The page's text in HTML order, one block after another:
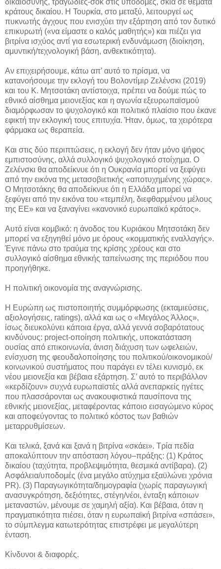
δικαιοσύνης, τραγωδίες-σοκ στις υποδομές, σκιά σε θέματα
κράτους δικαίου. Η Τουρκία, στο μεταξύ, λειτουργεί ως
πυκνωτής άγχους που ενισχύει την εξάρτηση από τον δυτικό
επικυρωτή («να είμαστε ο καλός μαθητής») και πιέζει για
βιτρίνα ισχύος αντί για εσωτερική ενδυνάμωση (διοίκηση,
αμυντική/τεχνολογική βάση, ανθεκτικότητα).
Αν επιχειρήσουμε, κάτω απ’ αυτό το πρίσμα, να
κατανοήσουμε την εκλογή του Βολοντίμιρ Ζελένσκι (2019)
και του Κ. Μητσοτάκη αντίστοιχα, πρέπει να δούμε πώς το
εθνικό αίσθημα μειονεξίας και η αγωνία εξευρωπαϊσμού
διαμόρφωσαν το ψυχολογικό και πολιτικό πλαίσιο που έκανε
εφικτή την εκλογική τους επιτυχία. Ήταν, όμως, τα χειρότερα
φάρμακα ως θεραπεία.
Και στις δύο περιπτώσεις, η εκλογή δεν ήταν μόνο ψήφος
εμπιστοσύνης, αλλά συλλογικό ψυχολογικό στοίχημα. Ο
Ζελένσκι θα αποδείκνυε ότι η Ουκρανία μπορεί να ξεφύγει
από την εικόνα της μετασοβιετικής «αποτυχημένης χώρας».
Ο Μητσοτάκης θα αποδείκνυε ότι η Ελλάδα μπορεί να
ξεφύγει από την εικόνα του «τεμπέλη, διεφθαρμένου μέλους
της ΕΕ» και να ξαναγίνει «κανονικό ευρωπαϊκό κράτος».
Αυτό είναι κομβικό: η άνοδος του Κυριάκου Μητσοτάκη δεν
μπορεί να εξηγηθεί μόνο με όρους «κομματικής εναλλαγής».
Έγινε πάνω στο τραύμα της κρίσης χρέους και στο
συλλογικό αίσθημα εθνικής ταπείνωσης της περιόδου που
προηγήθηκε.
Η πολιτική οικονομία της αναγνώρισης.
Η Ευρώπη ως πιστοποιητής συμμόρφωσης (εκταμιεύσεις,
αξιολογήσεις, ratings), αλλά και ως ο «Μεγάλος Άλλος»,
ίσως διευκολύνει κάποια έργα, αλλά γεννά σοβαρότατους
κινδύνους: project-οποίηση πολιτικής, υποκατάσταση
ουσίας από επικοινωνία, άνιση διάχυση των ωφελειών,
ενίσχυση της φεουδαλοποίησης του πολιτικού/οικονομικού/
κοινωνικού συστήματος που παράγει εν τέλει κυνισμό, εκ
νέου μειονεξία και βέβαια εξάρτηση. Σ’ αυτό το περιβάλλον
«κερδίζουν» συχνά ευρωπαϊστές αλλά ανεπαρκείς ηγέτες
που πλασσάρονται ως ανακουφιστικά παυσίπονα της
εθνικής μειονεξίας, μεταφέροντας κάποιο εισαγώμενο κύρος
και αποφεύγοντας το πολιτικό κόστος των βαθιών
μεταρρυθμίσεων.
Και τελικά, ξανά και ξανά η βιτρίνα «σκάει». Τρία πεδία
αποκαλύπτουν την απόσταση λόγου–πράξης: (1) Κράτος
δικαίου (ταχύτητα, προβλεψιμότητα, θεσμικά αντίβαρα). (2)
Ασφάλεια/υποδομές (ένα μεγάλο ατύχημα εξαϋλώνει χρόνια
PR). (3) Παραγωγικότητα/δημογραφία (χωρίς παραγωγική
ανασυγκρότηση, δεξιότητες, στέγη/νέοι, ένταξη κάποιων
μεταναστών, μένουμε σε χαμηλή αξία). Και βέβαια, όταν η
πραγματικότητα πιέσει, όταν η ευρωπαϊκή βιτρίνα «σπάσει»,
το σύμπλεγμα κατωτερότητας επιστρέφει με μεγαλύτερη
ένταση.
Κίνδυνοι & διαφορές.